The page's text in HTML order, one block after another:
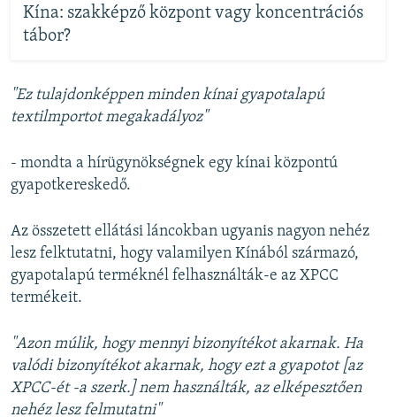
Kína: szakképző központ vagy koncentrációs
tábor?
"Ez tulajdonképpen minden kínai gyapotalapú
textilmportot megakadályoz"
- mondta a hírügynökségnek egy kínai központú
gyapotkereskedő.
Az összetett ellátási láncokban ugyanis nagyon nehéz
lesz felktutatni, hogy valamilyen Kínából származó,
gyapotalapú terméknél felhasználták-e az XPCC
termékeit.
"Azon múlik, hogy mennyi bizonyítékot akarnak. Ha
valódi bizonyítékot akarnak, hogy ezt a gyapotot [az
XPCC-ét -a szerk.] nem használták, az elképesztően
nehéz lesz felmutatni"